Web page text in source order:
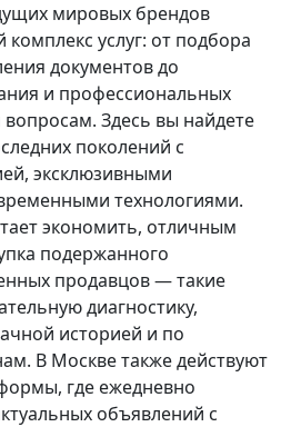
мировых брендов
услуг: от подбора
документов до
и профессиональных
Здесь вы найдете
поколений с
эксклюзивными
технологиями.
экономить, отличным
подержанного
продавцов — такие
диагностику,
историей и по
В Москве также действуют
где ежедневно
объявлений с